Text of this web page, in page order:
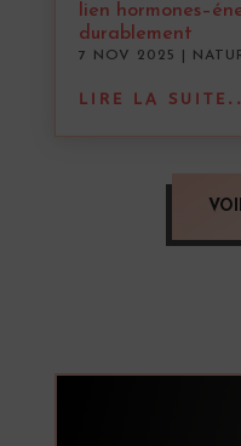
lien
durablement
7 NOV 2025
LIRE LA